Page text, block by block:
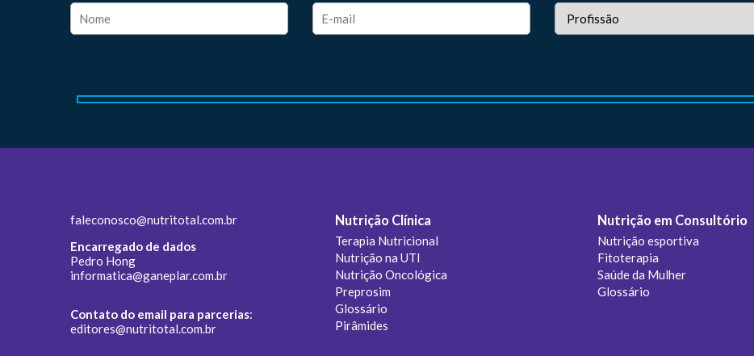
faleconosco@nutritotal.com.br
Encarregado de dados
Pedro Hong
informatica@ganeplar.com.br
Contato do email para parcerias:
editores@nutritotal.com.br
Nutrição Clínica
Terapia Nutricional
Nutrição na UTI
Nutrição Oncológica
Preprosim
Glossário
Pirâmides
Nutrição em Consultório
Nutrição esportiva
Fitoterapia
Saúde da Mulher
Glossário